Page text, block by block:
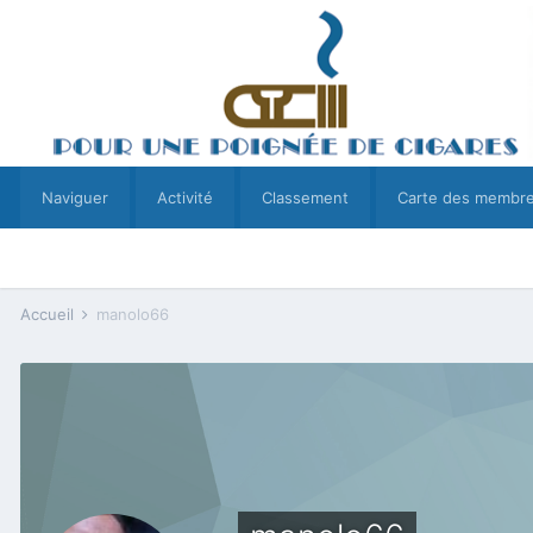
Naviguer Activité Classement Carte des
Accueil manolo66